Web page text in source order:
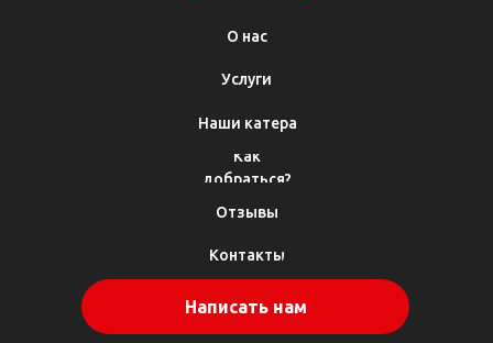
Написать нам
О нас
Услуги
Отзывы
Как
добраться?
Наши катера
Контакты